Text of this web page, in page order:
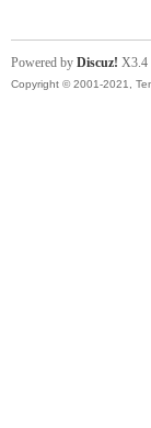
Powered by Discuz! X3.4
Copyright © 2001-2021,